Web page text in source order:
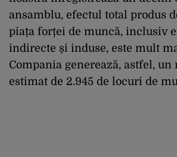
ansamblu, efectul total produs
piața forței de muncă, inclusiv
indirecte și induse, este mult
Compania generează, astfel,
estimat de 2.945 de locuri de